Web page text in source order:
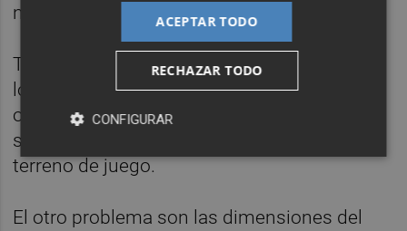
ninguna actividad en el mismo.
Tampoco se permitirán entrenamientos en
los estadios mundialistas, ni siquiera el
oficial la víspera de los partidos. A lo sumo,
se prevé un reconocimiento previo del
terreno de juego.
El otro problema son las dimensiones del
ACEPTAR TODO
RECHAZAR TODO
CONFIGURAR